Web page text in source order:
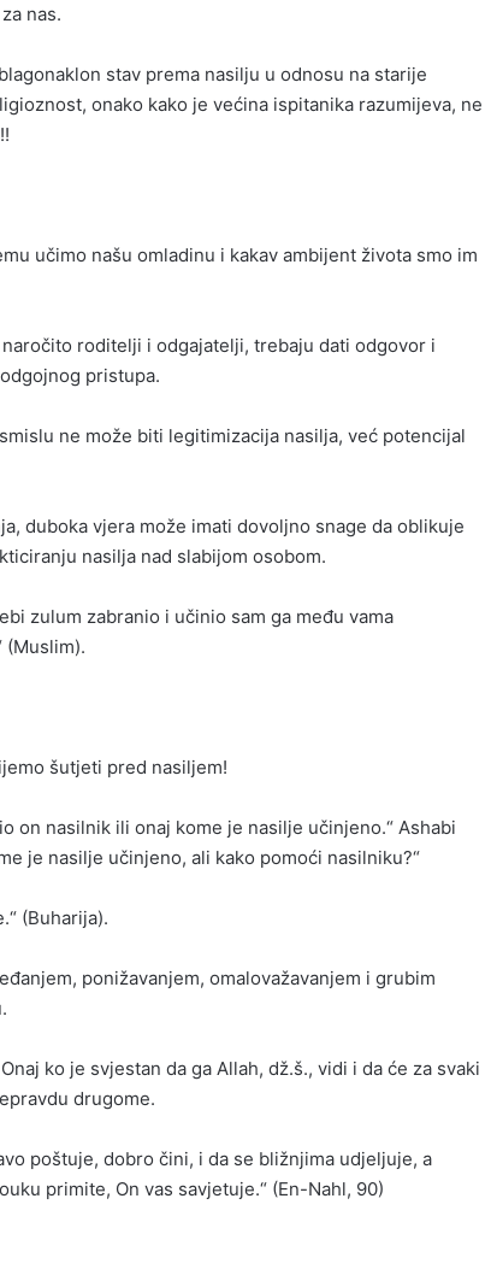
nas.
stav prema nasilju u odnosu na starije
onako kako je većina ispitanika razumijeva, ne
učimo našu omladinu i kakav ambijent života smo im
roditelji i odgajatelji, trebaju dati odgovor i
pristupa.
ne može biti legitimizacija nasilja, već potencijal
duboka vjera može imati dovoljno snage da oblikuje
nasilja nad slabijom osobom.
zulum zabranio i učinio sam ga među vama
(Muslim).
šutjeti pred nasiljem!
on nasilnik ili onaj kome je nasilje učinjeno.“ Ashabi
je nasilje učinjeno, ali kako pomoći nasilniku?“
(Buharija).
ponižavanjem, omalovažavanjem i grubim
ko je svjestan da ga Allah, dž.š., vidi i da će za svaki
drugome.
poštuje, dobro čini, i da se bližnjima udjeljuje, a
primite, On vas savjetuje.“ (En-Nahl, 90)